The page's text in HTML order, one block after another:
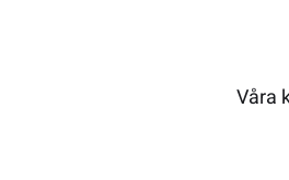
Våra